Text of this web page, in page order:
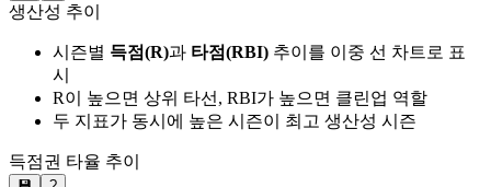
생산성 추이
시즌별 득점(R)과 타점(RBI) 추이를 이중 선 차트로 표
시
R이 높으면 상위 타선, RBI가 높으면 클린업 역할
두 지표가 동시에 높은 시즌이 최고 생산성 시즌
득점권 타율 추이